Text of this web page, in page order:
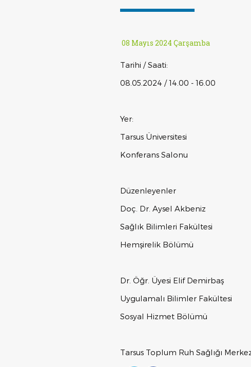
08 Mayıs 2024 Çarşamba
Tarihi / Saati:
08.05.2024 / 14.00 - 16.00
Yer:
Tarsus Üniversitesi
Konferans Salonu
Düzenleyenler
Doç. Dr. Aysel Akbeniz
Sağlık Bilimleri Fakültesi
Hemşirelik Bölümü
Dr. Öğr. Üyesi Elif Demirbaş
Uygulamalı Bilimler Fakültesi
Sosyal Hizmet Bölümü
Tarsus Toplum Ruh Sağlığı